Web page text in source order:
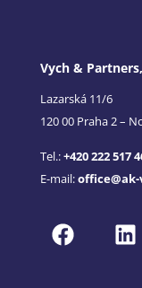
Vych &
Lazarská 11/6
120 00 Praha 2 –
Tel.:+420 222 517
E-mail: